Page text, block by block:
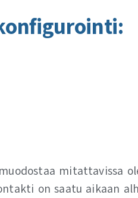
mitattavissa
on saatu aikaan